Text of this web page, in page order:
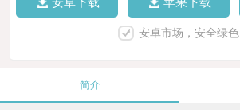
安卓市场，安全绿色
简介